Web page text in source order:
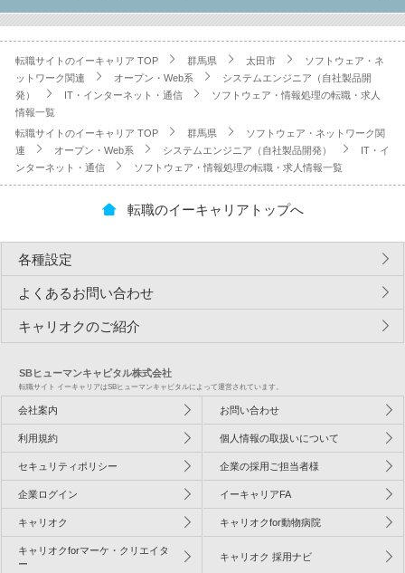
転職サイトのイーキャリア TOP 群馬県 太田市
ソフトウェア・ネ
ットワーク関連
オープン・Web系
システムエンジニア（自社製品開
発）
IT・インターネット・通信
ソフトウェア・情報処理の転職・求人
情報一覧
転職サイトのイーキャリア TOP
群馬県
ソフトウェア・ネットワーク関
連
オープン・Web系 システムエンジニア（自社製品開発）
IT・イ
ンターネット・通信
ソフトウェア・情報処理の転職・求人情報一覧
転職のイーキャリアトップへ
各種設定
よくあるお問い合わせ
キャリオクのご紹介
SBヒューマンキャピタル株式会社
転職サイト イーキャリアはSBヒューマンキャピタルによって運営されています。
会社案内 お問い合わせ
利用規約 個人情報の取扱いについて
セキュリティポリシー 企業の採用ご担当者様
企業ログイン イーキャリアFA
キャリオク キャリオクfor動物病院
キャリオクforマーケ・クリエイタ
ー
キャリオク 採用ナビ